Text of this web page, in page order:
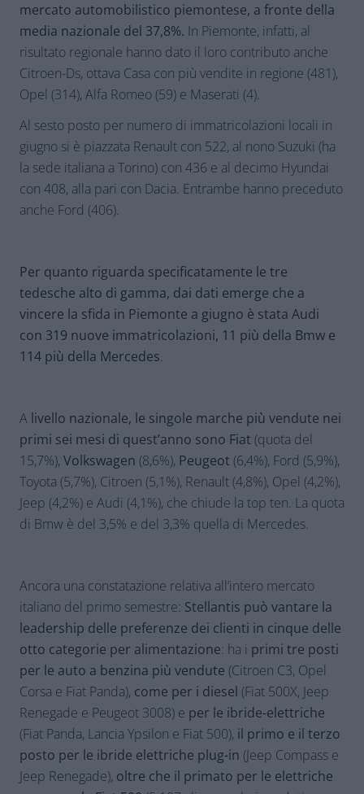
mercato automobilistico piemontese, a fronte della
media nazionale del 37,8%. In Piemonte, infatti, al
risultato regionale hanno dato il loro contributo anche
Citroen-Ds, ottava Casa con più vendite in regione (481),
Opel (314), Alfa Romeo (59) e Maserati (4).
Al sesto posto per numero di immatricolazioni locali in
giugno si è piazzata Renault con 522, al nono Suzuki (ha
la sede italiana a Torino) con 436 e al decimo Hyundai
con 408, alla pari con Dacia. Entrambe hanno preceduto
anche Ford (406).
Per quanto riguarda specificatamente le tre
tedesche alto di gamma, dai dati emerge che a
vincere la sfida in Piemonte a giugno è stata Audi
con 319 nuove immatricolazioni, 11 più della Bmw e
114 più della Mercedes.
A livello nazionale, le singole marche più vendute nei
primi sei mesi di quest’anno sono Fiat (quota del
15,7%), Volkswagen (8,6%), Peugeot (6,4%), Ford (5,9%),
Toyota (5,7%), Citroen (5,1%), Renault (4,8%), Opel (4,2%),
Jeep (4,2%) e Audi (4,1%), che chiude la top ten. La quota
di Bmw è del 3,5% e del 3,3% quella di Mercedes.
Ancora una constatazione relativa all’intero mercato
italiano del primo semestre: Stellantis può vantare la
leadership delle preferenze dei clienti in cinque delle
otto categorie per alimentazione: ha i primi tre posti
per le auto a benzina più vendute (Citroen C3, Opel
Corsa e Fiat Panda), come per i diesel (Fiat 500X, Jeep
Renegade e Peugeot 3008) e per le ibride-elettriche
(Fiat Panda, Lancia Ypsilon e Fiat 500), il primo e il terzo
posto per le ibride elettriche plug-in (Jeep Compass e
Jeep Renegade), oltre che il primato per le elettriche